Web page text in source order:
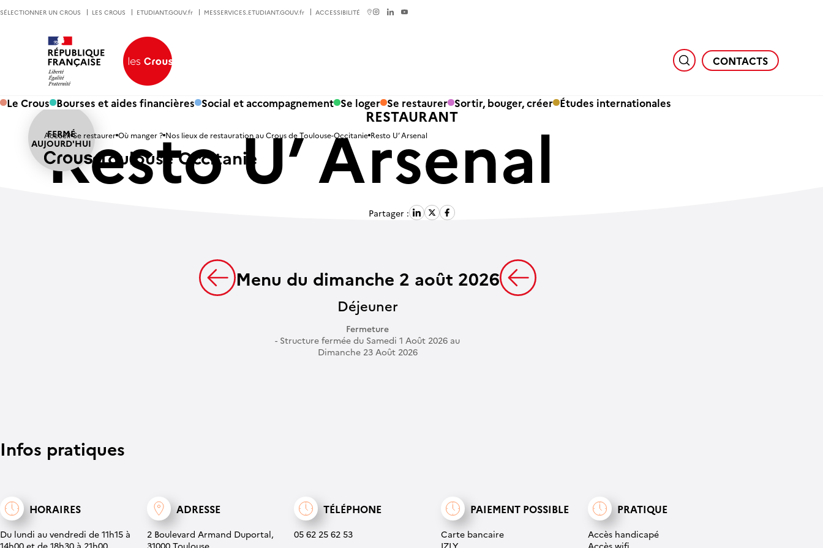
SÉLECTIONNER UN CROUS LES CROUS ETUDIANT.GOUV.fr MESSERVICES.ETUDIANT.GOUV.fr ACCESSIBILITÉ
CONTACTS
Le Crous Bourses et aides financières Social et accompagnement Se loger Se restaurer Sortir, bouger, créer Études internationales
Accueil Se restaurer Où manger ? Nos lieux de restauration au Crous de Toulouse-Occitanie Resto U’ Arsenal
Toulouse Occitanie
RESTAURANT
Resto U’ Arsenal
Partager :
Menu du dimanche 2 août 2026
Déjeuner
Fermeture
Structure fermée du Samedi 1 Août 2026 au
Dimanche 23 Août 2026
Infos pratiques
HORAIRES
Du lundi au vendredi de 11h15 à
ADRESSE
2 Boulevard Armand Duportal,
TÉLÉPHONE
05 62 25 62 53
PAIEMENT POSSIBLE
Carte bancaire
PRATIQUE
Accès handicapé